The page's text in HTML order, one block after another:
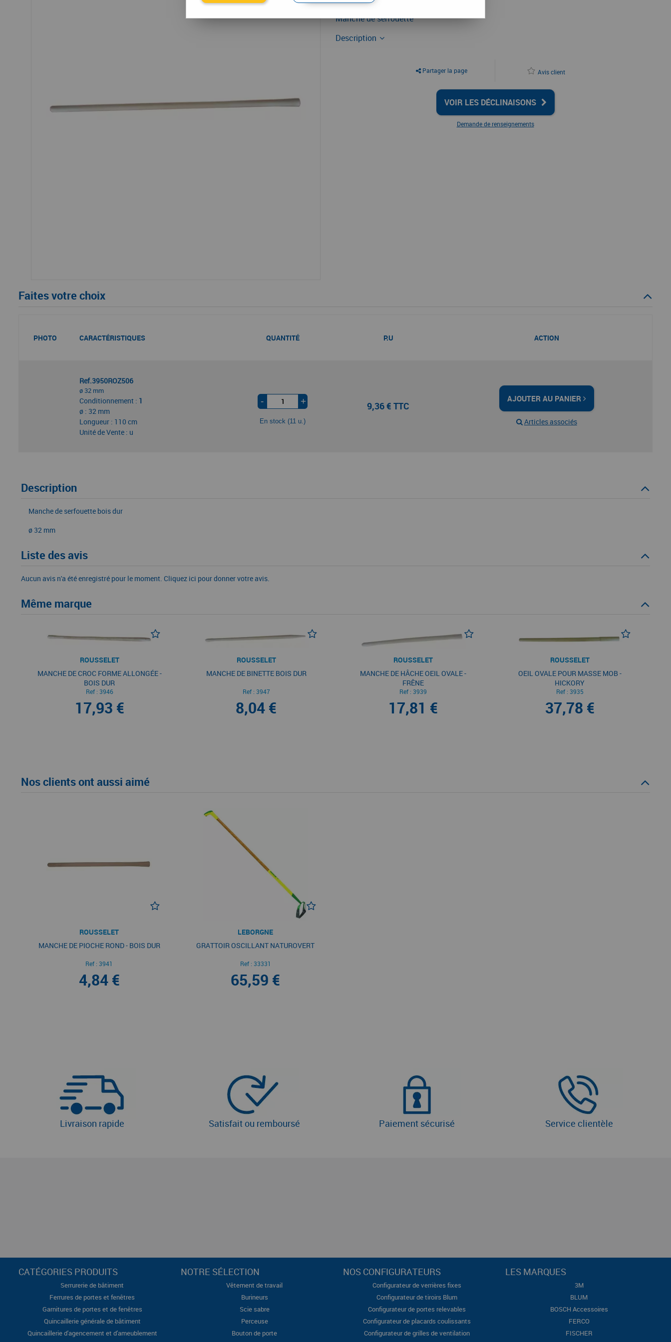
Manche
Manche de serfouette
Description
Partager la page Avis client
VOIR LES DÉCLINAISONS
Demande de renseignements
Faites votre choix
PHOTO CARACTÉRISTIQUES QUANTITÉ P.U ACTION
Ref.3950ROZ506
ø 32 mm
Conditionnement : 1
ø : 32 mm
Longueur : 110 cm
Unité de Vente : u
- +
En stock (11 u.)
9,36 € TTC
AJOUTER AU PANIER
Articles associés
Description
Manche de serfouette bois dur
ø 32 mm
Liste des avis
Aucun avis n'a été enregistré pour le moment. Cliquez ici pour donner votre avis.
Même marque
ROUSSELET
MANCHE DE CROC FORME ALLONGÉE -
BOIS DUR
Ref : 3946
17,93 €
ROUSSELET
MANCHE DE BINETTE BOIS DUR
Ref : 3947
8,04 €
ROUSSELET
MANCHE DE HÂCHE OEIL OVALE -
FRÊNE
Ref : 3939
17,81 €
ROUSSELET
OEIL OVALE POUR MASSE MOB -
HICKORY
Ref : 3935
37,78 €
Nos clients ont aussi aimé
ROUSSELET
MANCHE DE PIOCHE ROND - BOIS DUR
Ref : 3941
4,84 €
LEBORGNE
GRATTOIR OSCILLANT NATUROVERT
Ref : 33331
65,59 €
Livraison rapide Satisfait ou remboursé Paiement sécurisé Service clientèle
CATÉGORIES PRODUITS
Serrurerie de bâtiment
Ferrures de portes et fenêtres
Garnitures de portes et de fenêtres
Quincaillerie générale de bâtiment
Quincaillerie d'agencement et d'ameublement
NOTRE SÉLECTION
Vêtement de travail
Burineurs
Scie sabre
Perceuse
Bouton de porte
NOS CONFIGURATEURS
Configurateur de verrières fixes
Configurateur de tiroirs Blum
Configurateur de portes relevables
Configurateur de placards coulissants
Configurateur de grilles de ventilation
LES MARQUES
3M
BLUM
BOSCH Accessoires
FERCO
FISCHER